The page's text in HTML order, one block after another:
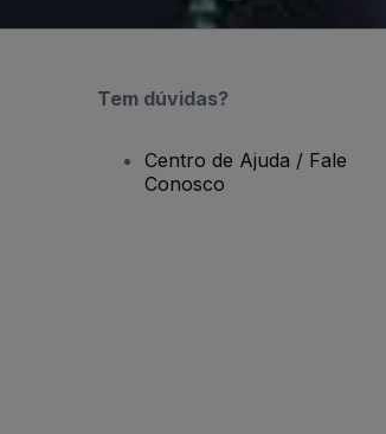
Tem dúvidas?
Centro de Ajuda / Fale
Conosco